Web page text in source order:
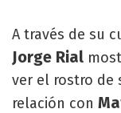
A través de su
Jorge Rial
ver el rostro de
relación con